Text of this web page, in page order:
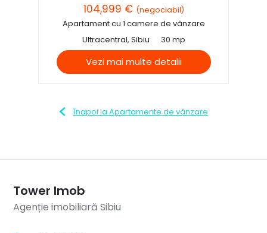
104,999 € (negociabil)
Apartament cu 1 camere de vânzare
Ultracentral, Sibiu
30 mp
Vezi mai multe detalii
Înapoi la Apartamente de vânzare
Tower Imob
Agenție imobiliară Sibiu